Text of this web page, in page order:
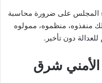
على ضرورة محاسبة
منفذوه، منظموه، ممولوه
دون تأخير.
شرق